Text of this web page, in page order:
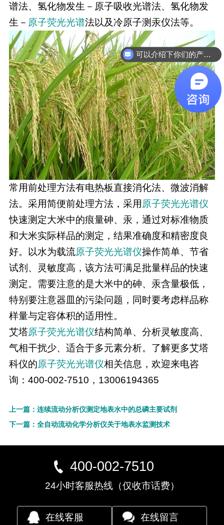
谱法、氢化物发生－原子吸收光谱法、氢化物发
生－ 原子荧光光谱法以及冷原子测汞仪法等。
常用前处理方法有电热板直接消化法、微波消解
法。采用简便前处理方法，采用 原子荧光光谱仪
快速测定大米中的痕量砷、汞，通过对标准物质
和大米实际样品的测定，结果准确度和精密度良
好。以水为载流原子荧光光谱仪操作简单、节省
试剂、灵敏度高，该方法可满足批量样品的快速
测定。需要注意的是大米中的砷、汞含量极低，
特别要注意器皿的污染问题，同时要考虑样品称
样量与定容体积的适用性。
艾塔原子荧光光谱仪结构简单、分析灵敏度高、
气相干扰少、适合于多元素分析。了解更多艾塔
科仪的原子荧光光谱仪相关信息，欢迎来电咨
询：400-002-7510，13006194365
上一篇：连续流动分析仪测定地表水中的总磷主要试剂
下一篇：全自动流动化学分析仪关于地表水监测技术
400-002-7510
24小时客服热线（仅收市话费）
在线客服 在线留言
可以介绍下你们的产品么